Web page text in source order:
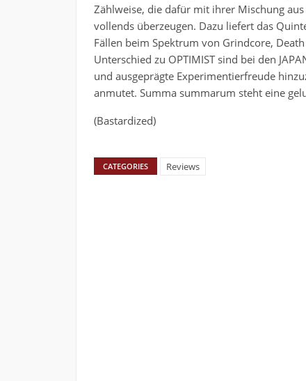
Zählweise, die dafür mit ihrer Mischung
vollends überzeugen. Dazu liefert das
Fällen beim Spektrum von Grindcore,
Unterschied zu OPTIMIST sind bei den
und ausgeprägte Experimentierfreude
anmutet. Summa summarum steht eine
(Bastardized)
CATEGORIES Reviews